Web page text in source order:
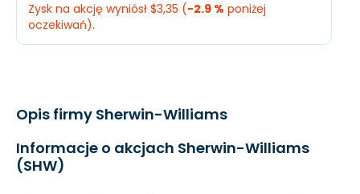
Dochód $533,6 mln.
Zysk na akcję wyniósł $3,35 (-2.9 % poniżej
oczekiwań).
EPS
Opis firmy Sherwin-Williams
Informacje o akcjach Sherwin-Williams
(SHW)